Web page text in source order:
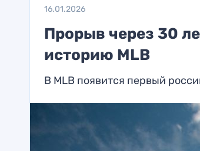
16.01.2026
Прорыв через 30
историю MLB
В MLB появится первый